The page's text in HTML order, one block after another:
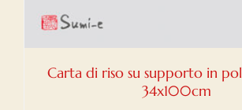
Carta di riso su supporto in
34x100cm